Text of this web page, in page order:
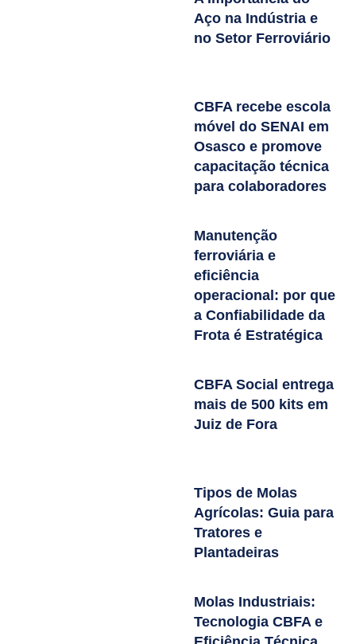
Aço na Indústria e
no Setor Ferroviário
CBFA recebe escola
móvel do SENAI em
Osasco e promove
capacitação técnica
para colaboradores
Manutenção
ferroviária e
eficiência
operacional: por que
a Confiabilidade da
Frota é Estratégica
CBFA Social entrega
mais de 500 kits em
Juiz de Fora
Tipos de Molas
Agrícolas: Guia para
Tratores e
Plantadeiras
Molas Industriais:
Tecnologia CBFA e